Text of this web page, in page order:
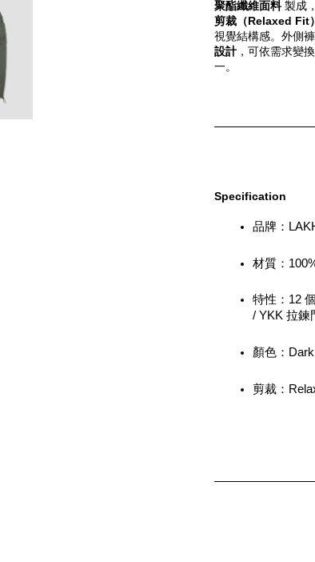
聚酯纖維面料 製成
剪裁（Relaxed Fit）
視覺結構感。外側
設計，可依需求變
一。
Specification
品牌：
材質：
特性：12
/ YKK 拉鍊
顏色：
剪裁：